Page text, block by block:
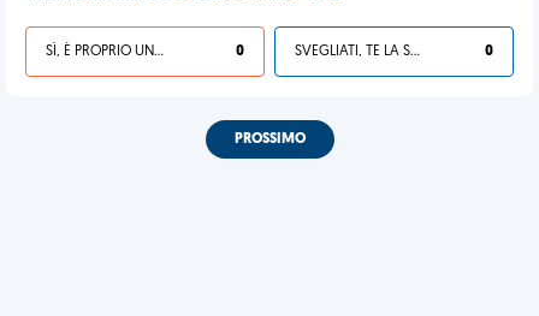
SÌ, È PROPRIO UNA VDM! 0 SVEGLIATI, TE LA SEI CERCATA! 0
PROSSIMO